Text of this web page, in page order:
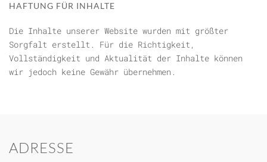
HAFTUNG FÜR INHALTE
Die Inhalte unserer Website wurden mit größter
Sorgfalt erstellt. Für die Richtigkeit,
Vollständigkeit und Aktualität der Inhalte können
wir jedoch keine Gewähr übernehmen.
ADRESSE